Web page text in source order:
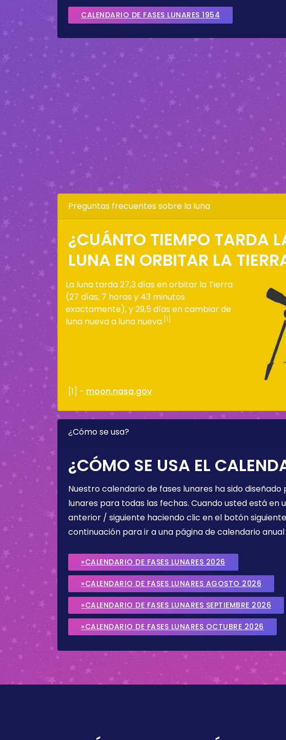
CALENDARIO DE FASES LUNARES 1954
Preguntas frecuentes sobre la luna
¿CUÁNTO TIEMPO TARDA
LUNA EN ORBITAR LA
La luna tarda 27,3 días en orbitar la Tierra
(27 días, 7 horas y 43 minutos
exactamente), y 29,5 días en cambiar de
luna nueva a luna nueva. [1]
[1] - moon.nasa.gov
¿Cómo se usa?
¿CÓMO SE USA EL
Nuestro calendario de fases lunares ha sido
lunares para todas las fechas. Cuando usted está
anterior / siguiente haciendo clic en el botón
continuación para ir a una página de calendario
»CALENDARIO DE FASES LUNARES 2026
»CALENDARIO DE FASES LUNARES AGOSTO 2026
»CALENDARIO DE FASES LUNARES SEPTIEMBRE 2026
»CALENDARIO DE FASES LUNARES OCTUBRE 2026